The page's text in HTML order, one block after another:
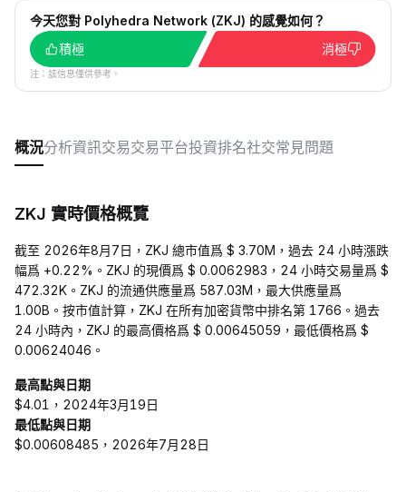
今天您對 Polyhedra Network (ZKJ) 的感覺如何？
積極
消極
注：該信息僅供參考。
概況分析資訊交易交易平台投資排名社交常見問題
ZKJ 實時價格概覽
截至 2026年8月7日，ZKJ 總市值爲 $ 3.70M，過去 24 小時漲跌
幅爲 +0.22%。ZKJ 的現價爲 $ 0.0062983，24 小時交易量爲 $
472.32K。ZKJ 的流通供應量爲 587.03M，最大供應量爲
1.00B。按市值計算，ZKJ 在所有加密貨幣中排名第 1766。過去
24 小時內，ZKJ 的最高價格爲 $ 0.00645059，最低價格爲 $
0.00624046。
最高點與日期
$4.01，2024年3月19日
最低點與日期
$0.00608485，2026年7月28日